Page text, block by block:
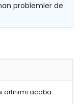
problemler de
acaba